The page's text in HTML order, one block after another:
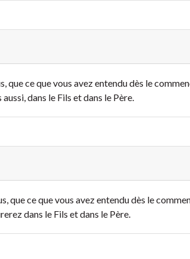
que ce que vous avez entendu dès le
dans le Fils et dans le Père.
que ce que vous avez entendu dès le
dans le Fils et dans le Père.